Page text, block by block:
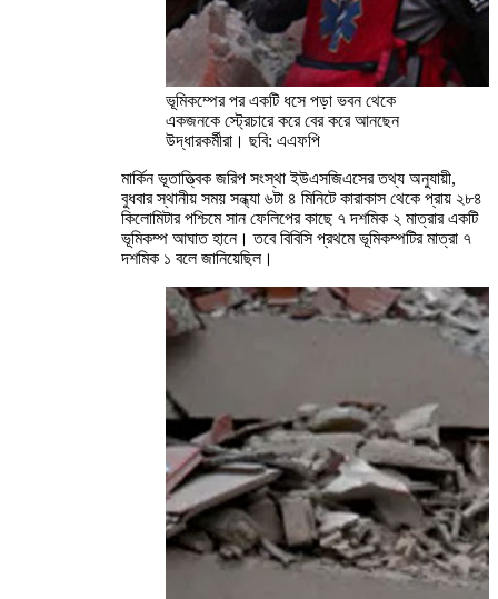
ভূমিকম্পের পর একটি ধসে পড়া ভবন থেকে
একজনকে স্ট্রেচারে করে বের করে আনছেন
উদ্ধারকর্মীরা। ছবি: এএফপি
মার্কিন ভূতাত্ত্বিক জরিপ সংস্থা ইউএসজিএসের তথ্য অনুযায়ী,
বুধবার স্থানীয় সময় সন্ধ্যা ৬টা ৪ মিনিটে কারাকাস থেকে প্রায় ২৮৪
কিলোমিটার পশ্চিমে সান ফেলিপের কাছে ৭ দশমিক ২ মাত্রার একটি
ভূমিকম্প আঘাত হানে। তবে বিবিসি প্রথমে ভূমিকম্পটির মাত্রা ৭
দশমিক ১ বলে জানিয়েছিল।